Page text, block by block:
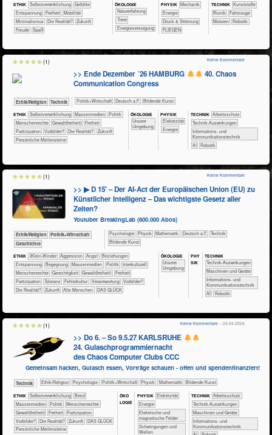
ETHIK ​​​​​​​​​​​​​​​​​​​​​​​​​​​​​​​​​​​​​​​​Selbst­verwirklichung
​​​​​​​​​​​​​​​Gefühle
​​​​​​​​​​​​​Entspannung
​​​Freiheit
​​​Mobilität
​​Minimalismus
​Die Realität?
​Zukunft
Freude
Spaß
ÖKO​LOGIE
​​​​​​​​​​​​​Naturerfahrung
​​​​​​​​Tiere
​​​Energieversorgung
PHY​SIK ​​​Mechanik
​​Energie
Druck & Strömung
FLIEGEN
TECH​NIK ​​​​​​​​Kunststoffe
​​​​​​Bionik
​Fahrzeuge
Motoren
Robotik
>> Ende Dezember ´26 HAMBURG
40. Chaos
Communication Congress
​​​​​​​​​​Ethik/​Religion ​Technik ​​​​​​​​​Politik+​Wirtschaft ​​​Deutsch a.F. Bildende Kunst
ETHIK ​​​​​​​​​​​​​​​​​​​​​​​​​​​​​​​​​​​​​​​​Selbst­verwirklichung ​​​​​​​​​Massenmedien
​​​​​​​​​Politik
​​​​​​​Menschenrechte
​​​​Gewalt(freiheit)
​​​Freiheit
​​​Partizipation
​​Vorbilder? ​Die Realität?
​Zukunft
Persönliche Meilensteine
ÖKO​LOGIE
​​​​​​​​​​​​​Unsere
Umgebung
PHY​SIK
​​​Elektrizität
​​Energie
TECH​NIK ​​​​​​Arbeitsschutz
​​​​​​Technik-Auswirkungen
​​​Informations- und
Kommunikationstechnik
​​AI
Robotik
Keine Kommentare
(1)
>> ▶ D 15′ – Der AI-Act der Europäischen Union (EU) zu
Künstlicher Intelligenz – Das wichtigste Gesetz aller
Zeiten?
Youtuber BreakingLab (600.000 Abos)
​​​​​​​​​​Ethik/​Religion
​​​​​​​​​Politik+​Wirtschaft
​​​​​​​​Geschichte
​​​​​​​​​​Psychologie ​​​​​​​Physik ​​​​​​Mathematik ​​​Deutsch a.F.
​Technik
Bildende Kunst
ETHIK (Klein-)Kinder ​​​​​​​​​​​​​Aggression ​​​​​​​​​​​​​Angst
​​​​​​​​​​​​​Beziehungen
​​​​​​​​​​​​​Entspannung
​​​​​​​​​​​​Begegnung ​​​​​​​​​Massenmedien ​​​​​​​​​Politik
​​​​​​​​Interkulturell
​​​​​​​Menschenrechte
​​​​Gerechtigkeit ​​​​Gewalt(freiheit)
​​​Freiheit
​​​Partizipation
​​​Toleranz ​​Fehlerkultur ​​Verantwortung
​​Vorbilder?
​Die Realität?
​Zukunft Alte Menschen DAS GLÜCK
ÖKO​LOGIE
​​​​​​​​​​​​​Unsere
Umgebung
PHY​
SIK
TECH​NIK
​​​​​​Technik-Auswirkungen
​​​​Maschinen und Geräte
​​​Informations- und
Kommunikationstechnik
​​AI
Robotik
Keine Kommentare
(1)
>> Do 6. – So 9.5.27 KARLSRUHE
24. Gulaschprogrammiernacht
des Chaos Computer Clubs CCC
Gemeinsam hacken, Gulasch essen, Vorträge schauen - offen und spendenfinanziert!
​Technik ​​​​​​​​​​Ethik/​Religion ​​​​​​​​​​Psychologie ​​​​​​​​​Politik+​Wirtschaft ​​​​​​​Physik ​​​​​​Mathematik Bildende Kunst
ETHIK ​​​​​​​​​​​​​​​​​​​​​​​​​​​​​​​​​​​​​​​​Selbst­verwirklichung
​​​​​​​​​​​​​​​Beruf
​​​​​​​​​Massenmedien
​​​​​​​​​Politik
​​​​​​​Menschenrechte
​​​​Gewalt(freiheit)
​​​Freiheit
​​​Partizipation
​​Vorbilder?
​Die Realität? ​Zukunft
DAS GLÜCK
Persönliche Meilensteine
ÖKO​
LOGIE
PHY​SIK ​​​Elektrizität
​​Energie
​Elektrische und
magnetische Felder
​Schwingungen und
Wellen
TECH​NIK ​​​​​​Arbeitsschutz
​​​​​​Technik-Auswirkungen
​​​​Maschinen und Geräte
​​​Informations- und
Kommunikationstechnik
Keine Kommentare – 24.04.2024
(1)